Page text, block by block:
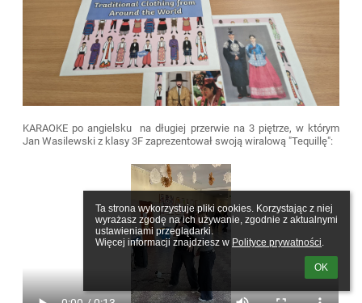
Ta strona wykorzystuje pliki cookies. Korzystając z niej
wyrażasz zgodę na ich używanie, zgodnie z aktualnymi
ustawieniami przeglądarki.
Więcej informacji znajdziesz w Polityce prywatności.
OK
KARAOKE po angielsku na długiej przerwie na 3 piętrze, w którym
Jan Wasilewski z klasy 3F zaprezentował swoją wiralową "Tequillę":